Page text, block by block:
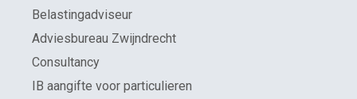
Belastingadviseur
Adviesbureau Zwijndrecht
Consultancy
IB aangifte voor particulieren